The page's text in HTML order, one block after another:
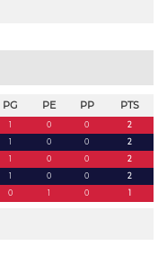
PG PE PP PTS
1 0 0
2
1 0 0
2
1 0 0
2
1 0 0
2
0 1 0 1